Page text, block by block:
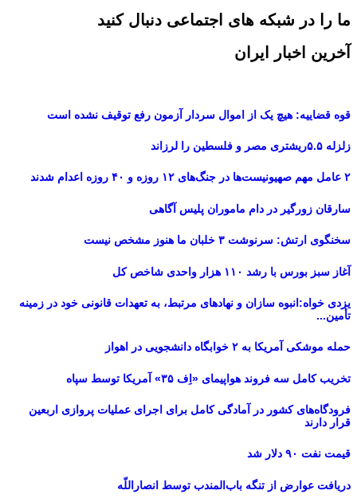
ما را در شبکه های اجتماعی دنبال کنید
آخرین اخبار ایران
قوه قضاییه: هیچ یک از اموال سردار آزمون رفع توقیف نشده است
زلزله ۵.۵ریشتری مصر و فلسطین را لرزاند
۲ عامل مهم صهیونیست‌ها در جنگ‌های ۱۲ روزه و ۴۰ روزه اعدام شدند
سارقان زورگیر در دام ماموران پلیس آگاهی
سخنگوی ارتش: سرنوشت ۳ خلبان ما هنوز مشخص نیست
آغاز سبز بورس با رشد ۱۱۰ هزار واحدی شاخص کل
یزدی خواه:انبوه سازان و نهادهای مرتبط، به تعهدات قانونی خود در زمینه
تأمین...
حمله موشکی آمریکا به ۲ خوابگاه دانشجویی در اهواز
تخریب کامل سه فروند هواپیمای «اِف ۳۵» آمریکا توسط سپاه
فرودگاه‌های کشور در آمادگی کامل برای اجرای عملیات پروازی اربعین
قرار دارند
قیمت نفت ۹۰ دلار شد
دریافت عوارض از تنگه باب‌المندب توسط انصاراللّه